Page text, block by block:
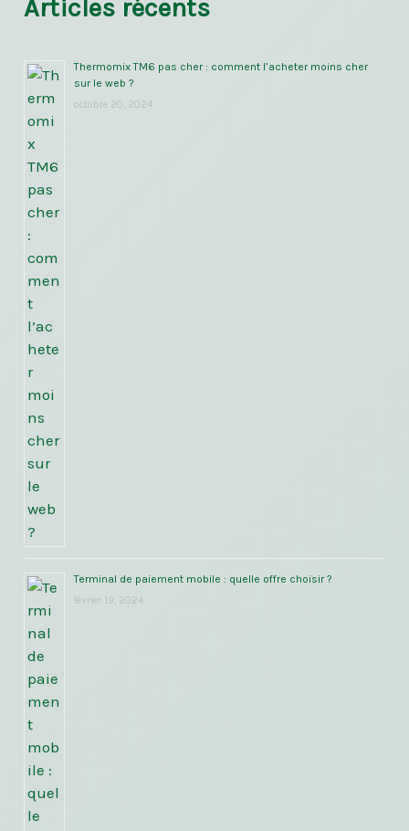
Articles récents
Thermomix TM6 pas cher : comment l’acheter moins cher
sur le web ?
octobre 20, 2024
Terminal de paiement mobile : quelle offre choisir ?
février 19, 2024